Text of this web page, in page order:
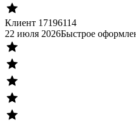
Клиент 17196114
22 июля 2026Быстрое